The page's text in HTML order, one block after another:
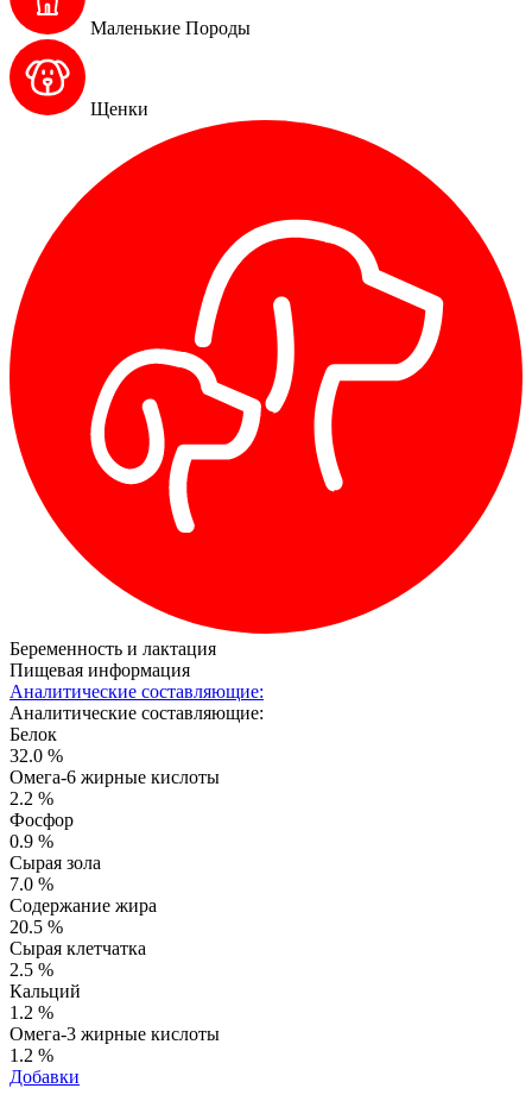
Маленькие Породы
Щенки
Беременность и лактация
Пищевая информация
Аналитические составляющие:
Аналитические составляющие:
Белок
32.0 %
Омега-6 жирные кислоты
2.2 %
Фосфор
0.9 %
Сырая зола
7.0 %
Содержание жира
20.5 %
Сырая клетчатка
2.5 %
Кальций
1.2 %
Омега-3 жирные кислоты
1.2 %
Добавки